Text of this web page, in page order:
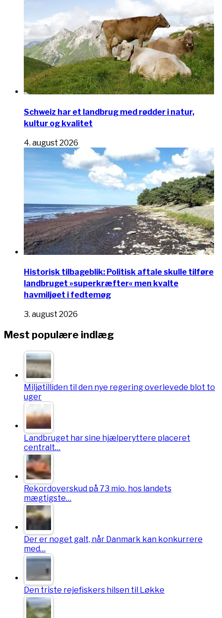
Schweiz har et landbrug med rødder i natur,
kultur og kvalitet
4. august 2026
Historisk tilbageblik: Politisk aftale skulle tilføre
landbruget »superkræfter« men kvalte
havmiljøet i fedtemøg
3. august 2026
Mest populære indlæg
Miljøtilliden til den nye regering overlevede blot to
uger
Landbruget har sine hjælperyttere placeret
centralt…
Rekordoverskud på 73 mio. hos landets
mægtigste…
Der er noget galt, når Danmark kan konkurrere
med…
Den triste rejefiskers hilsen til Løkke